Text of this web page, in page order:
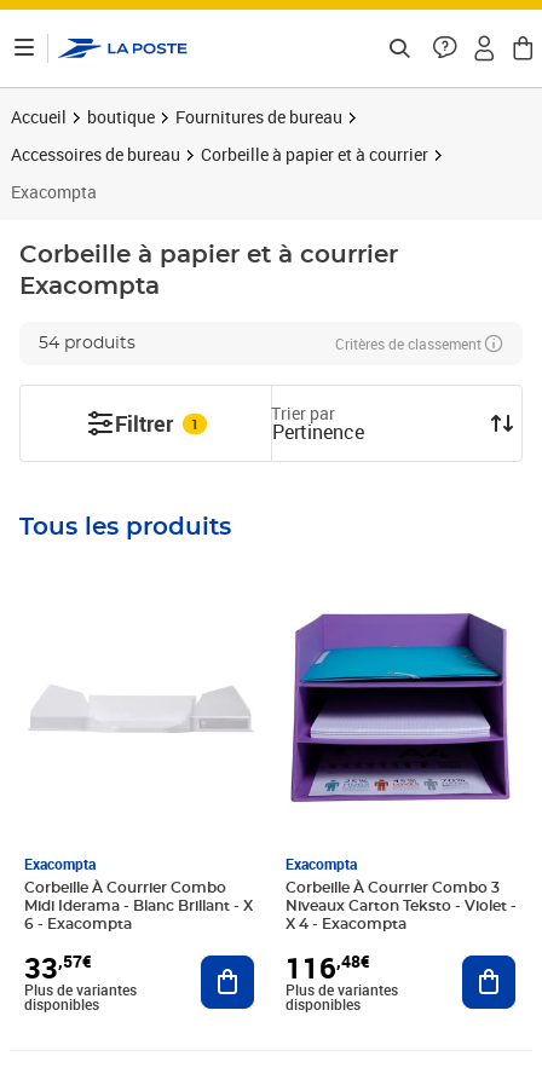
Accueil boutique
Fournitures de bureau
Accessoires de bureau
Corbeille à papier et à courrier
Exacompta
Corbeille à papier et à courrier
Exacompta
54 produits Critères de classement
Filtrer 1 Trier par
Pertinence
Tous les produits
Exacompta
Corbeille À Courrier Combo
Midi Iderama - Blanc Brillant - X
6 - Exacompta
33,57€
Plus de variantes
disponibles
Ajouter au panier
Exacompta
Corbeille À Courrier Combo 3
Niveaux Carton Teksto - Violet -
X 4 - Exacompta
116,48€
Plus de variantes
disponibles